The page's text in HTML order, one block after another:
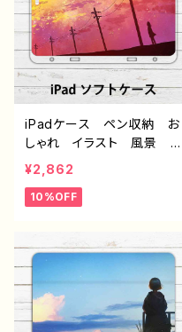
iPadケース ペン収納 お
しゃれ イラスト 風景
綺麗 景色 美しい エモ
い かっこいい ノスタルジ
ック アイパッドカバー 個
ー 絵師 オリジナル デ
ザイン グッズ タイトル：
赤の入道雲 作：J.タネ
ダ G-6
¥2,862
10%OFF